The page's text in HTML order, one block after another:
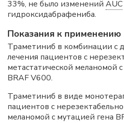
33%, не было изменений AUC
гидроксидабрафениба.
Показания к применению
Траметиниб в комбинации с
лечения пациентов с
метастатической меланомой
BRAF V600.
Траметиниб в виде
пациентов с
меланомой с мутацией гена